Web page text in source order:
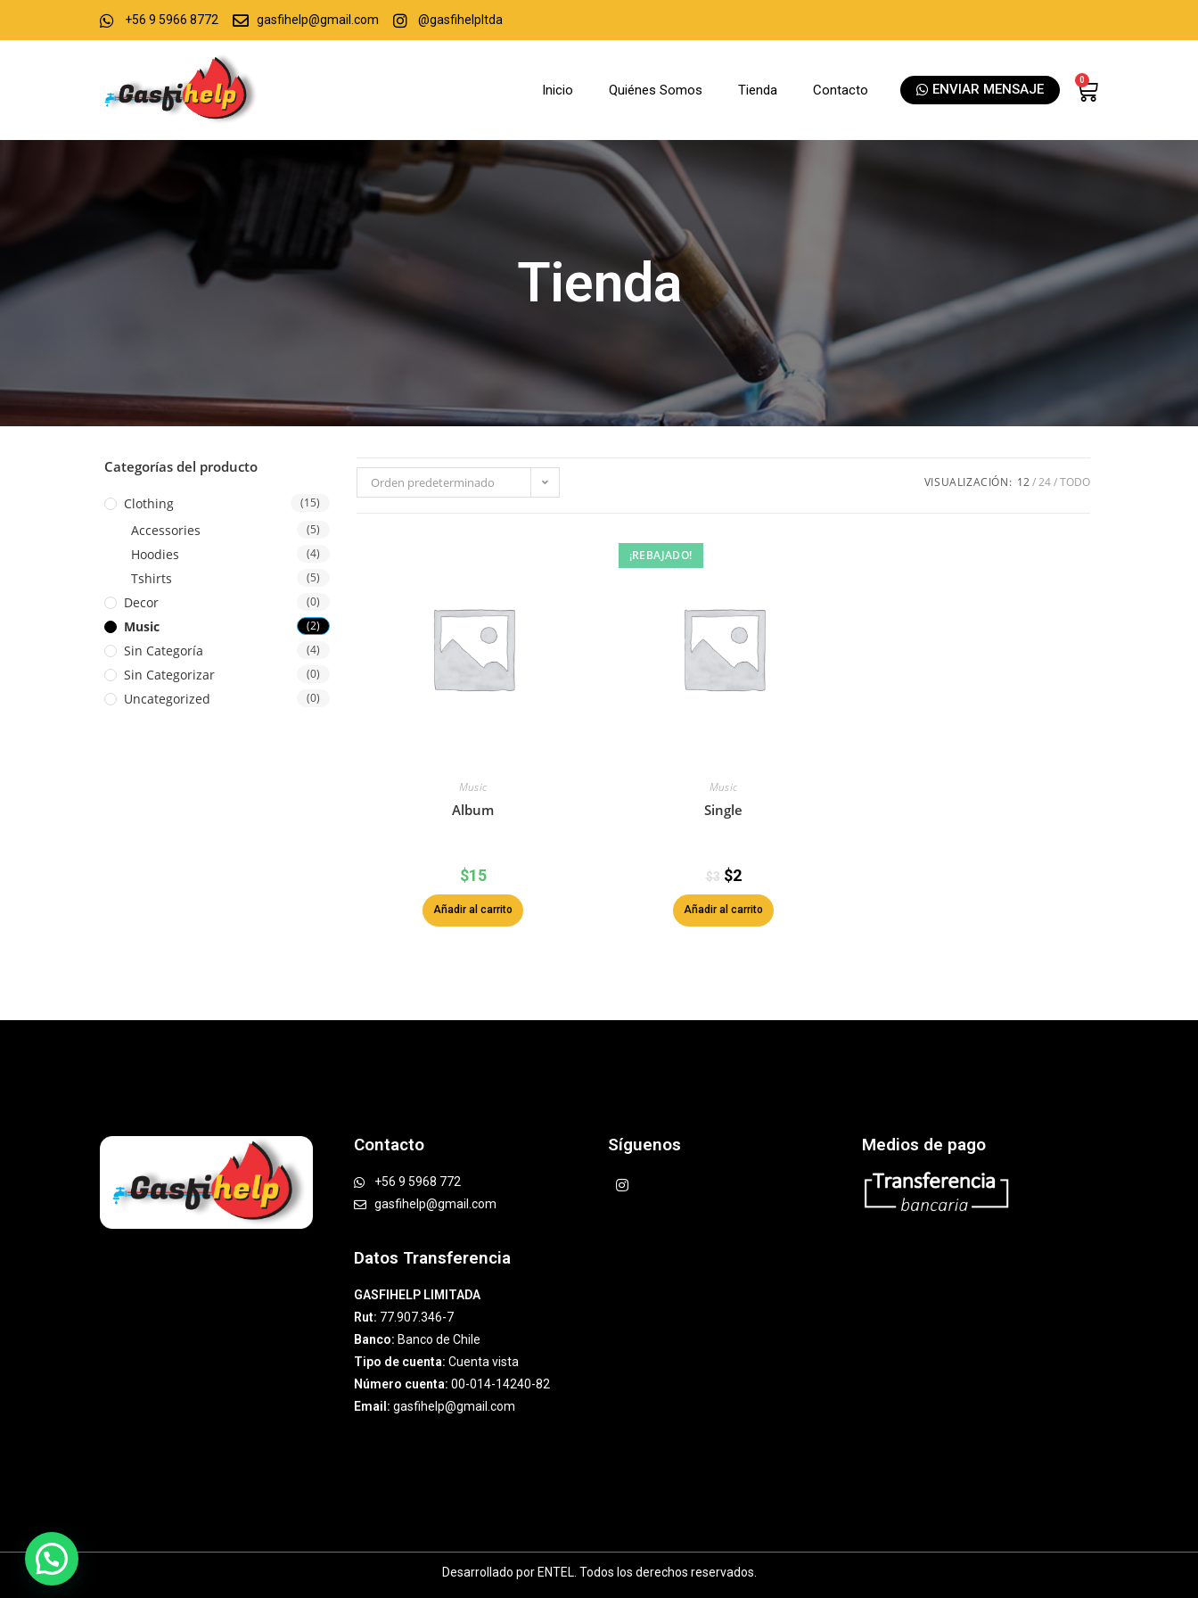
+56 9 5966 8772 gasfihelp@gmail.com @gasfihelpltda
Inicio Quiénes Somos Tienda Contacto ENVIAR MENSAJE
0
Tienda
Categorías del producto
Clothing (15)
Accessories (5)
Hoodies (4)
Tshirts (5)
Decor (0)
Music (2)
Sin Categoría (4)
Sin Categorizar (0)
Uncategorized (0)
Orden predeterminado VISUALIZACIÓN: 12 24 TODO
Music
Album
$15
Añadir al carrito
¡REBAJADO!
Music
Single
$3 $2
Añadir al carrito
Contacto
+56 9 5968 772
gasfihelp@gmail.com
Datos Transferencia
GASFIHELP LIMITADA
Rut: 77.907.346-7
Banco: Banco de Chile
Tipo de cuenta: Cuenta vista
Número cuenta: 00-014-14240-82
Email: gasfihelp@gmail.com
Síguenos Medios de pago
Desarrollado por ENTEL. Todos los derechos reservados.